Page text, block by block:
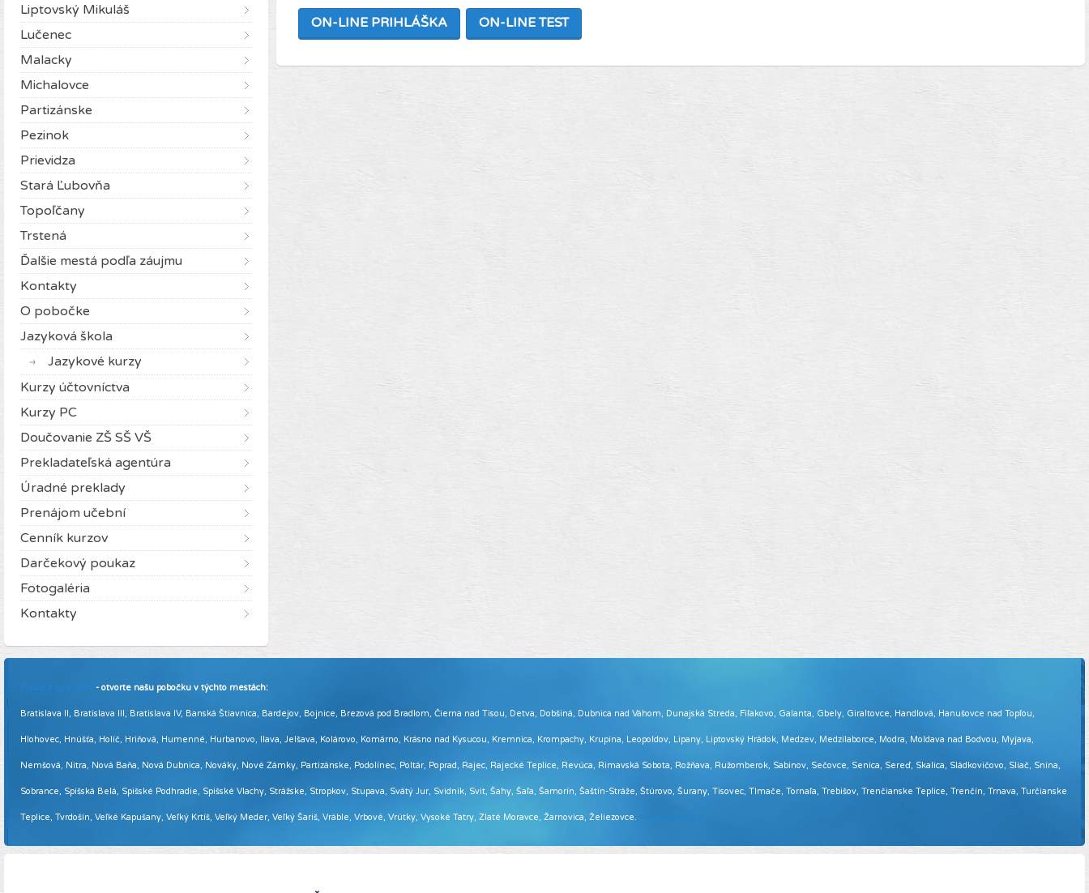
ON-LINE PRIHLÁŠKA ON-LINE TEST
Liptovský Mikuláš
Lučenec
Malacky
Michalovce
Partizánske
Pezinok
Prievidza
Stará Ľubovňa
Topoľčany
Trstená
Ďalšie mestá podľa záujmu
Kontakty
O pobočke
Jazyková škola
Jazykové kurzy
Kurzy účtovníctva
Kurzy PC
Doučovanie ZŠ SŠ VŠ
Prekladateľská agentúra
Úradné preklady
Prenájom učební
Cenník kurzov
Darčekový poukaz
Fotogaléria
Kontakty
Pridajte sa k nám - otvorte našu pobočku v týchto mestách:
Bratislava II, Bratislava III, Bratislava IV, Banská Štiavnica, Bardejov, Bojnice, Brezová pod Bradlom, Čierna nad Tisou, Detva, Dobšiná, Dubnica nad Váhom, Dunajská Streda, Fiľakovo, Galanta, Gbely, Giraltovce, Handlová, Hanušovce nad Topľou,
Hlohovec, Hnúšťa, Holíč, Hriňová, Humenné, Hurbanovo, Ilava, Jelšava, Kolárovo, Komárno, Krásno nad Kysucou, Kremnica, Krompachy, Krupina, Leopoldov, Lipany, Liptovský Hrádok, Medzev, Medzilaborce, Modra, Moldava nad Bodvou, Myjava,
Nemšová, Nitra, Nová Baňa, Nová Dubnica, Nováky, Nové Zámky, Partizánske, Podolínec, Poltár, Poprad, Rajec, Rajecké Teplice, Revúca, Rimavská Sobota, Rožňava, Ružomberok, Sabinov, Sečovce, Senica, Sereď, Skalica, Sládkovičovo, Sliač, Snina,
Sobrance, Spišská Belá, Spišské Podhradie, Spišské Vlachy, Strážske, Stropkov, Stupava, Svätý Jur, Svidník, Svit, Šahy, Šaľa, Šamorín, Šaštín-Stráže, Štúrovo, Šurany, Tisovec, Tlmače, Tornaľa, Trebišov, Trenčianske Teplice, Trenčín, Trnava, Turčianske
Teplice, Tvrdošín, Veľké Kapušany, Veľký Krtíš, Veľký Meder, Veľký Šariš, Vráble, Vrbové, Vrútky, Vysoké Tatry, Zlaté Moravce, Žarnovica, Želiezovce.